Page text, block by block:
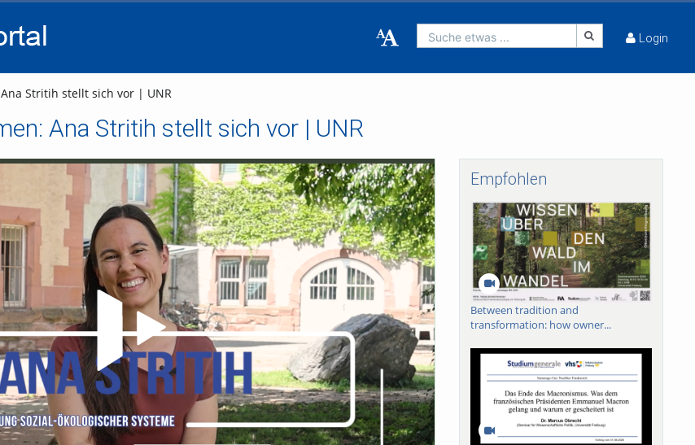
Suche etwas ... Login
Stritih stellt sich vor | UNR
Ana Stritih stellt sich vor | UNR
Video abspielen
Empfohlen
Between tradition and
transformation: how owner...